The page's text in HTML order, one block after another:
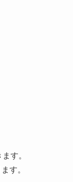
す。
す。